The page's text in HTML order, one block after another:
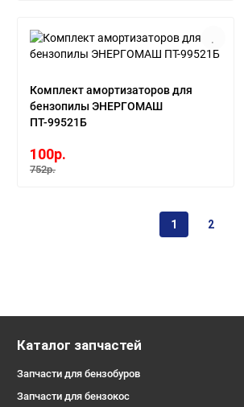
Комплект амортизаторов для
бензопилы ЭНЕРГОМАШ
ПТ-99521Б
100р.
752р.
1 2
Каталог запчастей
Запчасти для бензобуров
Запчасти для бензокос